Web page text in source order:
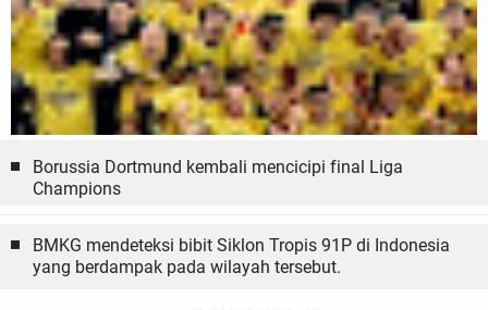
Borussia Dortmund kembali mencicipi final Liga
Champions
BMKG mendeteksi bibit Siklon Tropis 91P di Indonesia
yang berdampak pada wilayah tersebut.